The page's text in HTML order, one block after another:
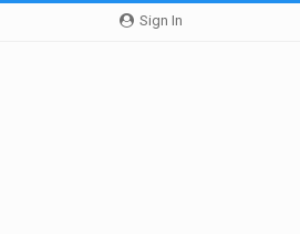
Sign In